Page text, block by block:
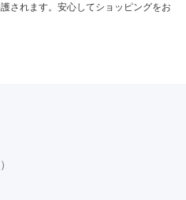
されます。安心してショッピングをお